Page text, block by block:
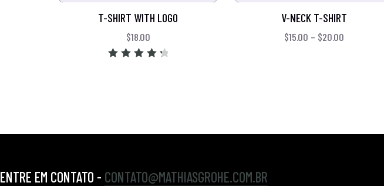
T-SHIRT WITH LOGO
$18.00
V-NECK T-SHIRT
$15.00 – $20.00
ENTRE EM CONTATO - CONTATO@MATHIASGROHE.COM.BR